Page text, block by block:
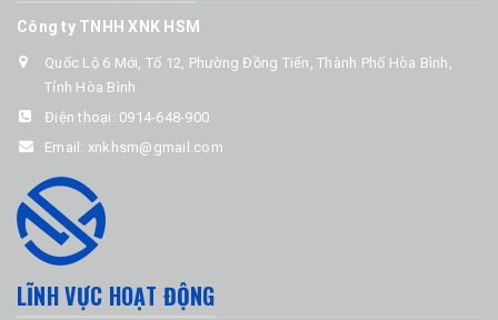
Công ty TNHH XNK HSM
Quốc Lộ 6 Mới, Tổ 12, Phường Đồng Tiến, Thành Phố Hòa Bình,
Tỉnh Hòa Bình
Điện thoại: 0914-648-900
Email: xnkhsm@gmail.com
LĨNH VỰC HOẠT ĐỘNG